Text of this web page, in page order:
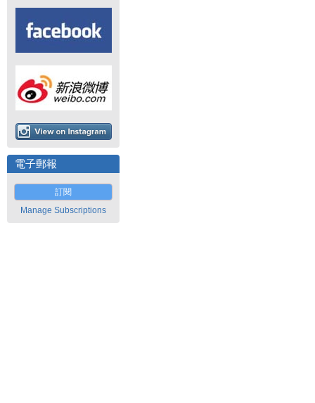
電子郵報
訂閱
Manage Subscriptions